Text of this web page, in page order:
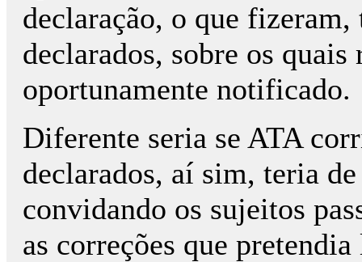
declaração, o que
declarados, sobre os
oportunamente notificado.
Diferente seria se ATA
declarados, aí sim, teria
convidando os sujeitos
as correções que